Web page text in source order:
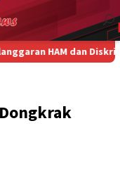
dan Diskriminasi